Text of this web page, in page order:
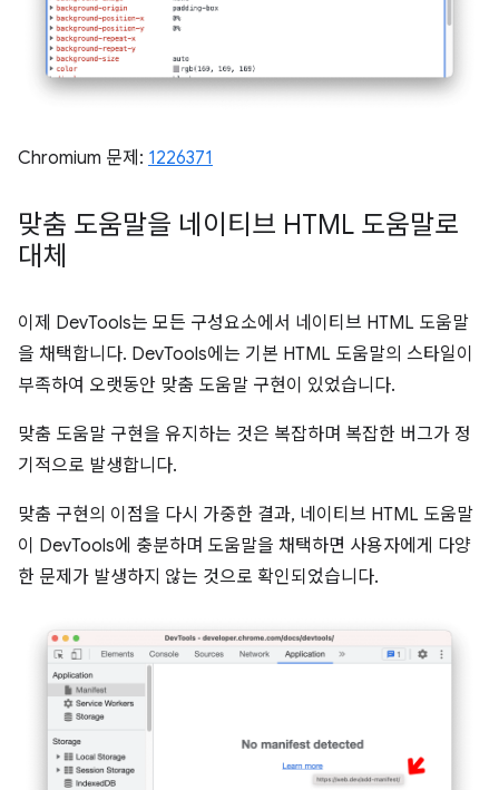
Chromium 문제: 1226371
맞춤 도움말을 네이티브 HTML 도움말로
대체
이제 DevTools는 모든 구성요소에서 네이티브 HTML 도움말
을 채택합니다. DevTools에는 기본 HTML 도움말의 스타일이
부족하여 오랫동안 맞춤 도움말 구현이 있었습니다.
맞춤 도움말 구현을 유지하는 것은 복잡하며 복잡한 버그가 정
기적으로 발생합니다.
맞춤 구현의 이점을 다시 가중한 결과, 네이티브 HTML 도움말
이 DevTools에 충분하며 도움말을 채택하면 사용자에게 다양
한 문제가 발생하지 않는 것으로 확인되었습니다.